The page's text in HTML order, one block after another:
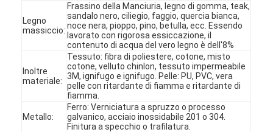
Prodotti
Spettacolo VR
Legno
massiccio:
Frassino della Manciuria, legno di gomma, teak,
sandalo nero, ciliegio, faggio, quercia bianca,
noce nera, pioppo, pino, betulla, ecc. Essendo
lavorato con rigorosa essiccazione, il
contenuto di acqua del vero legno è dell'8%
Inoltre
materiale:
Tessuto: fibra di poliestere, cotone, misto
cotone, velluto chinlon, tessuto impermeabile
3M, ignifugo e ignifugo. Pelle: PU, PVC, vera
pelle con ritardante di fiamma e ritardante di
fiamma.
Metallo:
Ferro: Verniciatura a spruzzo o processo
galvanico, acciaio inossidabile 201 o 304.
Finitura a specchio o trafilatura.